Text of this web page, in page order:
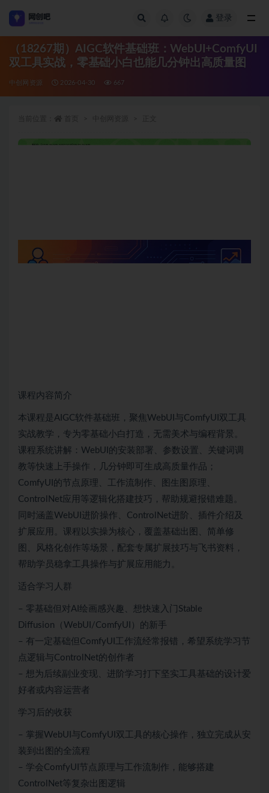
登录
（18267期）AIGC软件基础班：WebUI+ComfyUI
双工具实战，零基础小白也能几分钟出高质量图
中创网资源 2026-04-30 667
课程内容简介
本课程是AIGC软件基础班，聚焦WebUI与ComfyUI双工具
实战教学，专为零基础小白打造，无需美术与编程背景。
课程系统讲解：WebUI的安装部署、参数设置、关键词调
教等快速上手操作，几分钟即可生成高质量作品；
ComfyUI的节点原理、工作流制作、图生图原理、
ControlNet应用等逻辑化搭建技巧，帮助规避报错难题。
同时涵盖WebUI进阶操作、ControlNet进阶、插件介绍及
扩展应用。课程以实操为核心，覆盖基础出图、简单修
图、风格化创作等场景，配套专属扩展技巧与飞书资料，
帮助学员稳拿工具操作与扩展应用能力。
适合学习人群
– 零基础但对AI绘画感兴趣、想快速入门Stable
Diffusion（WebUI/ComfyUI）的新手
– 有一定基础但ComfyUI工作流经常报错，希望系统学习节
点逻辑与ControlNet的创作者
– 想为后续副业变现、进阶学习打下坚实工具基础的设计爱
好者或内容运营者
学习后的收获
– 掌握WebUI与ComfyUI双工具的核心操作，独立完成从安
装到出图的全流程
– 学会ComfyUI节点原理与工作流制作，能够搭建
ControlNet等复杂出图逻辑